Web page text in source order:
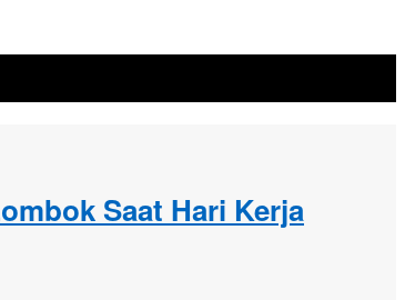
Saat Hari Kerja